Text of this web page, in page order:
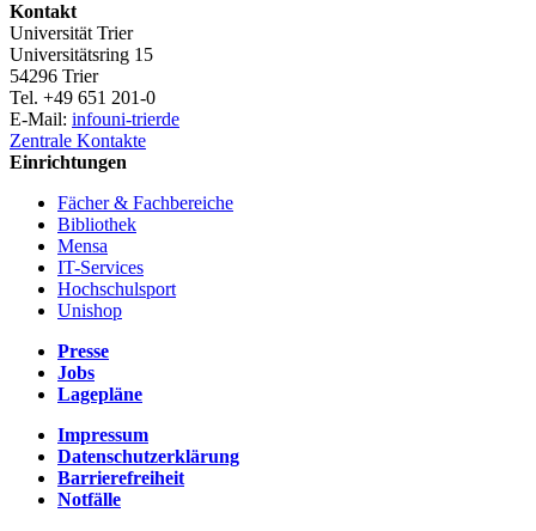
Kontakt
Universität Trier
Universitätsring 15
54296 Trier
Tel. +49 651 201-0
E-Mail: infouni-trierde
Zentrale Kontakte
Einrichtungen
Fächer & Fachbereiche
Bibliothek
Mensa
IT-Services
Hochschulsport
Unishop
Presse
Jobs
Lagepläne
Impressum
Datenschutzerklärung
Barrierefreiheit
Notfälle